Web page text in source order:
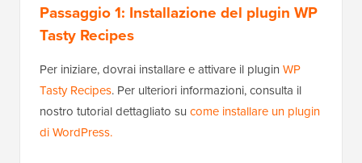
Passaggio 1: Installazione del plugin WP
Tasty Recipes
Per iniziare, dovrai installare e attivare il plugin WP
Tasty Recipes. Per ulteriori informazioni, consulta il
nostro tutorial dettagliato su come installare un plugin
di WordPress.